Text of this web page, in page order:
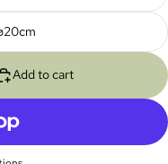
Add to cart